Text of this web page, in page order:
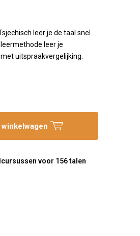
leer je de taal snel
leer je
uitspraakvergelijking.
voor 156 talen